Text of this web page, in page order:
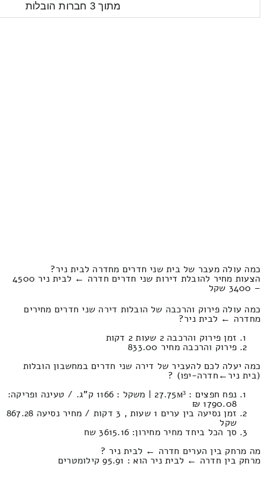
מתוך 3 חברות הובלות
כמה עולה מעבר של בית שני חדרים מחדרה לבית ניר?
הצעות מחיר להובלת דירות שני חדרים חדרה ← לבית ניר 4500
– 3400 שקל
כמה עולה פירוק והרכבה של הובלות דירה שני חדרים מחירים
מחדרה ← לבית ניר?
זמן פירוק והרכבה 2 שעות 2 דקות
פירוק והרכבה מחיר 833.00
כמה יעלה לכם להעביר של דירה שני חדרים במחשבון הובלות
(בית ניר‎←‏חדרה-יפו) ?
נפח חפצים : 27.75м³ | משקל : 1166 ק”ג. / טעינה ופריקה:
1790.08 ₪
זמן נסיעה בין ערים 1 שעות , 3 דקות / מחיר נסיעה 867.28
שקל
סך הכל ביחד מחיר מחירון: 3615.16 שח
מה מרחק בין הערים חדרה ← לבית ניר ?
מרחק בין חדרה ← לבית ניר הוא : 95.91 קילומטרים